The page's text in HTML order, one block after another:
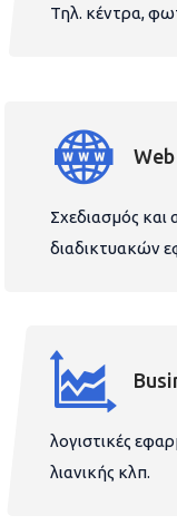
Τηλ. κέντρα,
Σχεδιασμός και
διαδικτυακών
λογιστικές
λιανικής κλπ.